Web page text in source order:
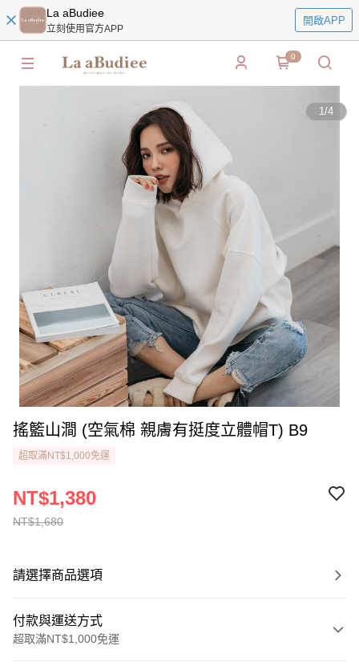
La aBudiee
立刻使用官方APP
開啟APP
0
1/4
搖籃山澗 (空氣棉 親膚有挺度立體帽T) B9
超取滿NT$1,000免運
NT$1,680
NT$1,380
請選擇商品選項
付款與運送方式
超取滿NT$1,000免運